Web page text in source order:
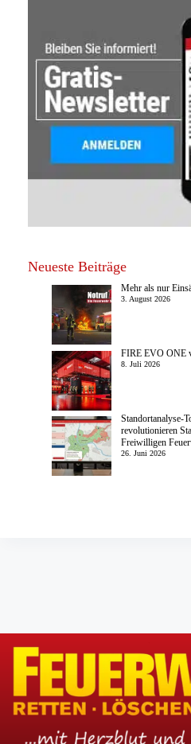
Neueste Beiträge
Mehr als nur
3. August 2026
FIRE EVO ONE
8. Juli 2026
Standortanalyse-
revolutionieren
Freiwilligen
26. Juni 2026